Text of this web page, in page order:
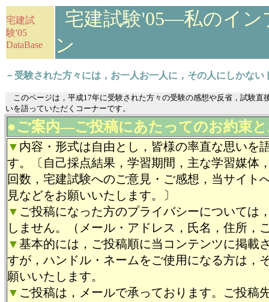
宅建試
験'05
DataBase
宅建試験'05―私のイン
ン
－受験された方々には，お一人お一人に，その人にしかない
このページは，平成17年に受験された方々の受験の感想や反省，試験直
いを語っていただくコーナーです。
●ご案内―ご投稿にあたってのお約束
▼ 内容・形式は自由とし，皆様の率直な思いを
す。〔自己採点結果，学習期間，主な学習媒体
回数，宅建試験へのご意見・ご感想，当サイト
見などをお願いいたします。〕
▼ ご投稿になった方のプライバシーについては
しません。（メール・アドレス，氏名，住所，
▼基本的には，ご投稿順に当コンテンツに掲載
すが，ハンドル・ネームをご使用になる方は，
願いいたします。
▼ ご投稿は，メールで承っております。ご投稿